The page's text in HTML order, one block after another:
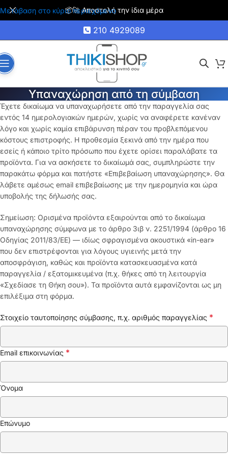
Μετάβαση στο κύριο περιεχόμενο
📦🚀 Αποστολή την ίδια μέρα
210 4929089
Υπαναχώρηση από τη σύμβαση
Έχετε δικαίωμα να υπαναχωρήσετε από την παραγγελία σας
εντός 14 ημερολογιακών ημερών, χωρίς να αναφέρετε κανέναν
λόγο και χωρίς καμία επιβάρυνση πέραν του προβλεπόμενου
κόστους επιστροφής. Η προθεσμία ξεκινά από την ημέρα που
εσείς ή κάποιο τρίτο πρόσωπο που έχετε ορίσει παραλάβατε τα
προϊόντα. Για να ασκήσετε το δικαίωμά σας, συμπληρώστε την
παρακάτω φόρμα και πατήστε «Επιβεβαίωση υπαναχώρησης». Θα
λάβετε αμέσως email επιβεβαίωσης με την ημερομηνία και ώρα
υποβολής της δήλωσής σας.
Σημείωση: Ορισμένα προϊόντα εξαιρούνται από το δικαίωμα
υπαναχώρησης σύμφωνα με το άρθρο 3ιβ ν. 2251/1994 (άρθρο 16
Οδηγίας 2011/83/ΕΕ) — ιδίως σφραγισμένα ακουστικά «in-ear»
που δεν επιστρέφονται για λόγους υγιεινής μετά την
αποσφράγιση, καθώς και προϊόντα κατασκευασμένα κατά
παραγγελία / εξατομικευμένα (π.χ. θήκες από τη λειτουργία
«Σχεδίασε τη Θήκη σου»). Τα προϊόντα αυτά εμφανίζονται ως μη
επιλέξιμα στη φόρμα.
Στοιχείο ταυτοποίησης σύμβασης, π.χ. αριθμός παραγγελίας *
Email επικοινωνίας *
Email
(επανάληψη)*
Όνομα
Επώνυμο